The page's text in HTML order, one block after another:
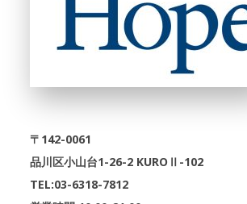
〒142-0061
品川区小山台1-26-2 KUROⅡ-102
TEL:03-6318-7812